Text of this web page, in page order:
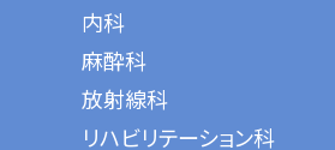
内科
麻酔科
放射線科
リハビリテーション科